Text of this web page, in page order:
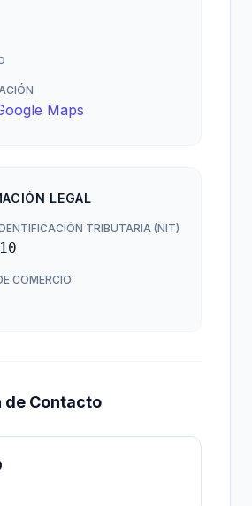
Maps
LEGAL
TRIBUTARIA (NIT)
COMERCIO
de Contacto